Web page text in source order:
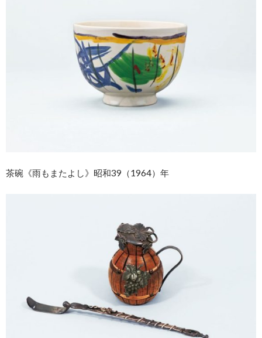
茶碗《雨もまたよし》昭和39（1964）年